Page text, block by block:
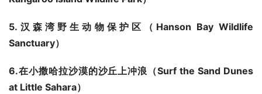
5. 汉森湾野生动物保护区（ Hanson Bay Wildlife
Sanctuary）
6.在小撒哈拉沙漠的沙丘上冲浪（Surf the Sand Dunes
at Little Sahara）